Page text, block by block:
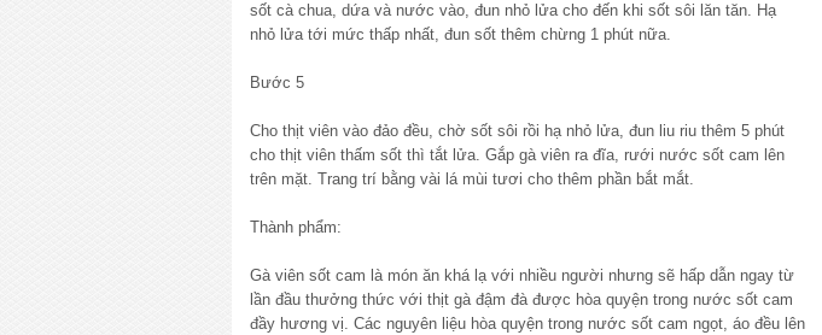
sốt cà chua, dứa và nước vào, đun nhỏ lửa cho đến khi sốt sôi lăn tăn. Hạ
nhỏ lửa tới mức thấp nhất, đun sốt thêm chừng 1 phút nữa.
Bước 5
Cho thịt viên vào đảo đều, chờ sốt sôi rồi hạ nhỏ lửa, đun liu riu thêm 5 phút
cho thịt viên thấm sốt thì tắt lửa. Gắp gà viên ra đĩa, rưới nước sốt cam lên
trên mặt. Trang trí bằng vài lá mùi tươi cho thêm phần bắt mắt.
Thành phẩm:
Gà viên sốt cam là món ăn khá lạ với nhiều người nhưng sẽ hấp dẫn ngay từ
lần đầu thưởng thức với thịt gà đậm đà được hòa quyện trong nước sốt cam
đầy hương vị. Các nguyên liệu hòa quyện trong nước sốt cam ngọt, áo đều lên